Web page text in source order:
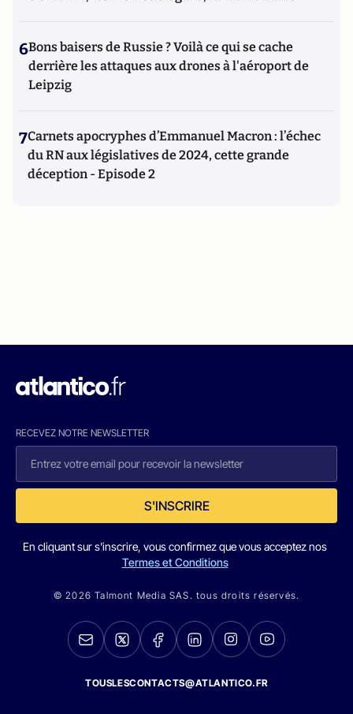
6Bons baisers de Russie ? Voilà ce qui se cache
derrière les attaques aux drones à l'aéroport de
Leipzig
7Carnets apocryphes d’Emmanuel Macron : l’échec
du RN aux législatives de 2024, cette grande
déception - Episode 2
RECEVEZ NOTRE NEWSLETTER
S'INSCRIRE
En cliquant sur s'inscrire, vous confirmez que vous acceptez nos
Termes et Conditions
© 2026 Talmont Media SAS. tous droits réservés.
TOUSLESCONTACTS@ATLANTICO.FR